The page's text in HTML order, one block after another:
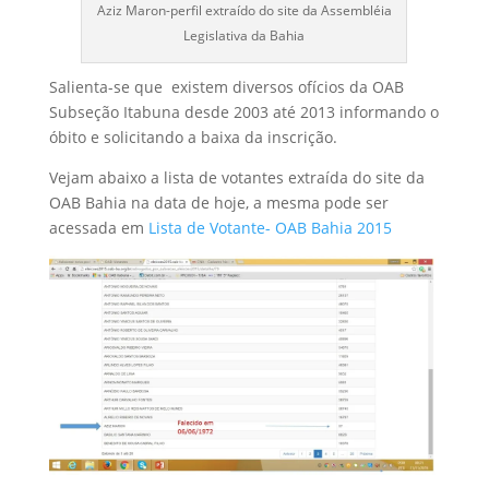
Aziz Maron-perfil extraído do site da Assembléia
Legislativa da Bahia
Salienta-se que existem diversos ofícios da OAB
Subseção Itabuna desde 2003 até 2013 informando o
óbito e solicitando a baixa da inscrição.
Vejam abaixo a lista de votantes extraída do site da
OAB Bahia na data de hoje, a mesma pode ser
acessada em Lista de Votante- OAB Bahia 2015